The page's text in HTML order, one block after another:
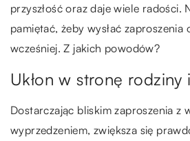
przyszłość oraz daje wiele radości.
pamiętać, żeby wysłać zaproszenia
wcześniej. Z jakich powodów?
Ukłon w stronę rodziny
Dostarczając bliskim zaproszenia z
wyprzedzeniem, zwiększa się